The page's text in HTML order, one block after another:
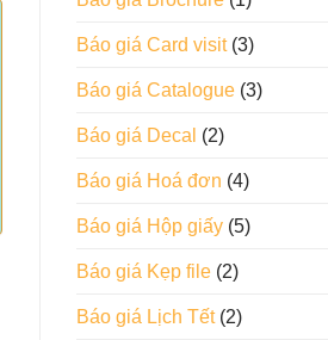
Báo giá Card visit(3)
Báo giá Catalogue(3)
Báo giá Decal (2)
Báo giá Hoá đơn (4)
Báo giá Hộp giấy(5)
Báo giá Kẹp file(2)
Báo giá Lịch Tết(2)